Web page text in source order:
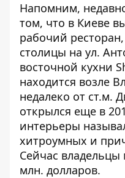
Напомним,
том, что в Киеве
рабочий
столицы на ул.
восточной кухни
находится возле
недалеко от ст.м.
открылся еще в
интерьеры
хитроумных и
Сейчас владельцы
млн. долларов.